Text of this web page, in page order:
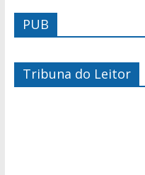
PUB
Tribuna do Leitor